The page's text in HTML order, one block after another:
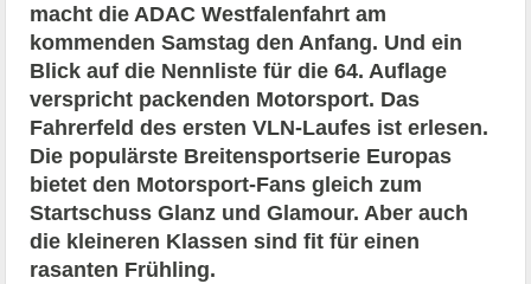
macht die ADAC Westfalenfahrt am
kommenden Samstag den Anfang. Und ein
Blick auf die Nennliste für die 64. Auflage
verspricht packenden Motorsport. Das
Fahrerfeld des ersten VLN-Laufes ist erlesen.
Die populärste Breitensportserie Europas
bietet den Motorsport-Fans gleich zum
Startschuss Glanz und Glamour. Aber auch
die kleineren Klassen sind fit für einen
rasanten Frühling.